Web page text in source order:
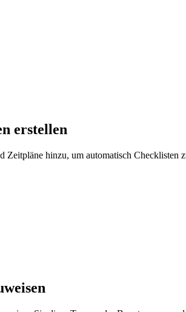
erstellen
Zeitpläne hinzu, um automatisch Checklisten